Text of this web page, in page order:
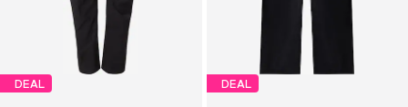
DEAL DEAL